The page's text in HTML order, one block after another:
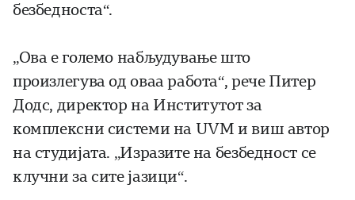
безбедноста“.
„Ова е големо набљудување што
произлегува од оваа работа“, рече Питер
Додс, директор на Институтот за
комплексни системи на UVM и виш автор
на студијата. „Изразите на безбедност се
клучни за сите јазици“.